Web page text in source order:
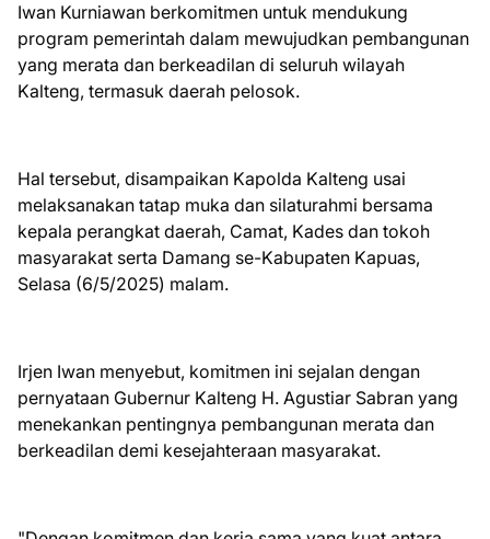
Iwan Kurniawan berkomitmen untuk mendukung
program pemerintah dalam mewujudkan pembangunan
yang merata dan berkeadilan di seluruh wilayah
Kalteng, termasuk daerah pelosok.
Hal tersebut, disampaikan Kapolda Kalteng usai
melaksanakan tatap muka dan silaturahmi bersama
kepala perangkat daerah, Camat, Kades dan tokoh
masyarakat serta Damang se-Kabupaten Kapuas,
Selasa (6/5/2025) malam.
Irjen Iwan menyebut, komitmen ini sejalan dengan
pernyataan Gubernur Kalteng H. Agustiar Sabran yang
menekankan pentingnya pembangunan merata dan
berkeadilan demi kesejahteraan masyarakat.